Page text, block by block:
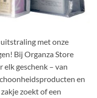
met onze
Bij Organza Store
geschenk – van
en
zoekt of een